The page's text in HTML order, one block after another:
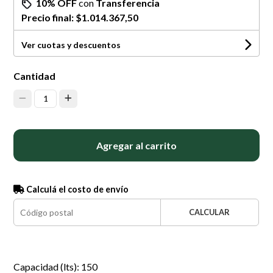
10% OFFcon Transferencia
Precio final: $1.014.367,50
Ver cuotas y descuentos
Cantidad
1
Agregar al carrito
Calculá el costo de envío
CALCULAR
Capacidad (lts): 150